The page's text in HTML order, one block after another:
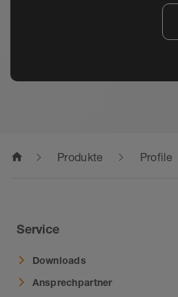
home Produkte Profile
Service
Downloads
Ansprechpartner